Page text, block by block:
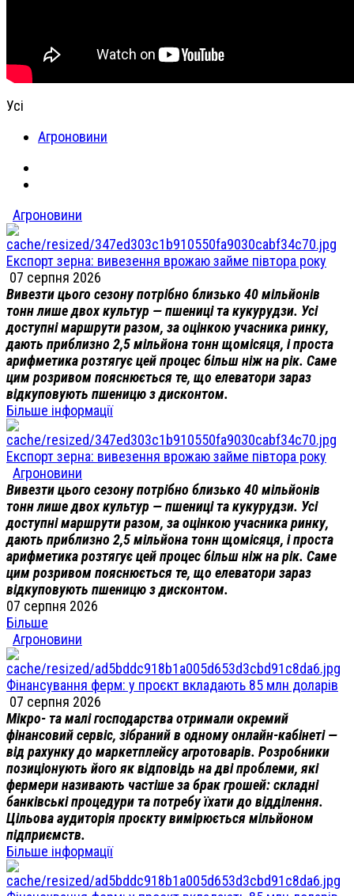
Усі
Агроновини
Агроновини
Експорт зерна: вивезення врожаю займе півтора року
07 серпня 2026
Вивезти цього сезону потрібно близько 40 мільйонів
тонн лише двох культур — пшениці та кукурудзи. Усі
доступні маршрути разом, за оцінкою учасника ринку,
дають приблизно 2,5 мільйона тонн щомісяця, і проста
арифметика розтягує цей процес більш ніж на рік. Саме
цим розривом пояснюється те, що елеватори зараз
відкуповують пшеницю з дисконтом.
Більше інформації
Експорт зерна: вивезення врожаю займе півтора року
Агроновини
Вивезти цього сезону потрібно близько 40 мільйонів
тонн лише двох культур — пшениці та кукурудзи. Усі
доступні маршрути разом, за оцінкою учасника ринку,
дають приблизно 2,5 мільйона тонн щомісяця, і проста
арифметика розтягує цей процес більш ніж на рік. Саме
цим розривом пояснюється те, що елеватори зараз
відкуповують пшеницю з дисконтом.
07 серпня 2026
Більше
Агроновини
Фінансування ферм: у проєкт вкладають 85 млн доларів
07 серпня 2026
Мікро- та малі господарства отримали окремий
фінансовий сервіс, зібраний в одному онлайн-кабінеті —
від рахунку до маркетплейсу агротоварів. Розробники
позиціонують його як відповідь на дві проблеми, які
фермери називають частіше за брак грошей: складні
банківські процедури та потребу їхати до відділення.
Цільова аудиторія проєкту вимірюється мільйоном
підприємств.
Більше інформації